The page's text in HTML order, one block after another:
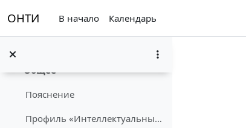
ОНТИ В начало Календарь
Свернуть
Общее
Пояснение
Профиль «Интеллектуальные энергетические системы»...